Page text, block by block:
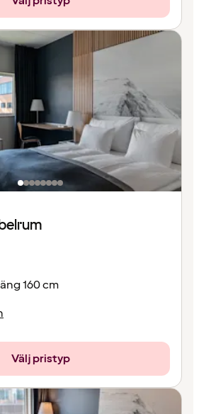
160 cm
Välj pristyp